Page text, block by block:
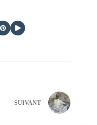
SUIVANT